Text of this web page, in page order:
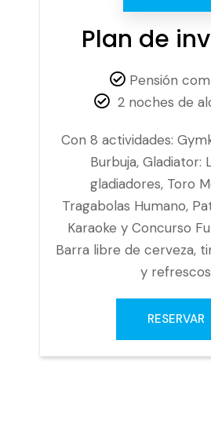
Plan de
Pensión
2 noches de
Con 8 actividades:
Burbuja, Gladiator:
gladiadores, Toro
Tragabolas Humano,
Karaoke y Concurso
Barra libre de cerveza,
y refrescos
RESERVAR